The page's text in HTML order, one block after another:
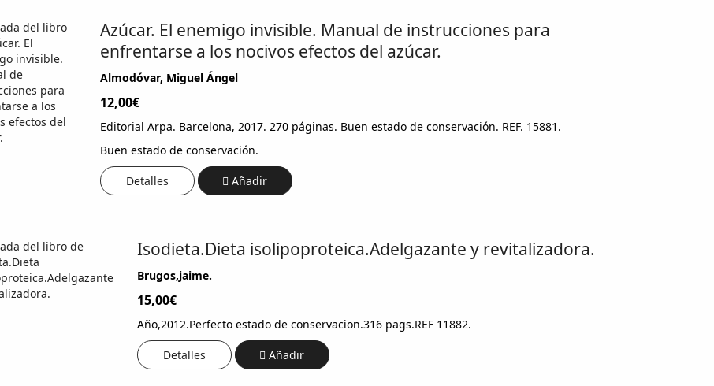
Azúcar. El enemigo invisible. Manual de instrucciones para
enfrentarse a los nocivos efectos del azúcar.
Almodóvar, Miguel Ángel
12,00€
Editorial Arpa. Barcelona, 2017. 270 páginas. Buen estado de conservación. REF. 15881.
Buen estado de conservación.
Detalles Añadir
Isodieta.Dieta isolipoproteica.Adelgazante y revitalizadora.
Brugos,jaime.
15,00€
Año,2012.Perfecto estado de conservacion.316 pags.REF 11882.
Detalles Añadir